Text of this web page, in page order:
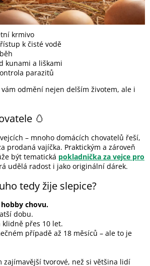
krmivo
k čisté vodě
kunami a liškami
parazitů
odmění nejen delším životem, ale i
🥚
– mnoho domácích chovatelů řeší,
prodaná vajíčka. Praktickým a zároveň
být tematická pokladnička za vejce pro
udělá radost i jako originální dárek.
tedy žije slepice?
chovu.
dobu.
klidně přes 10 let.
případě až 18 měsíců – ale to je
zajímavější tvorové, než si většina lidí